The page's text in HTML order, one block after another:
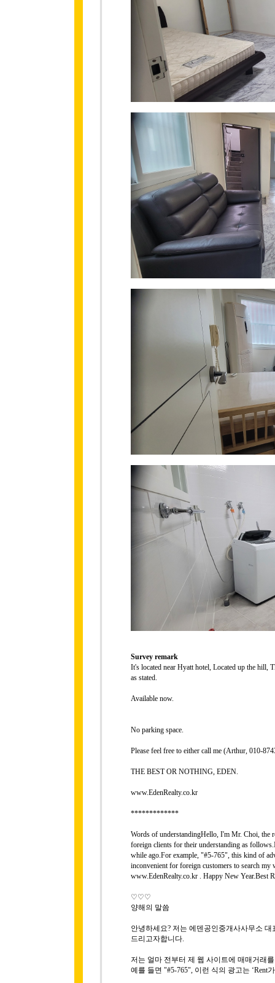
Survey remark
It's located near Hyatt hotel, Located up the hill,
as stated.
Available now.
No parking space.
Please feel free to either call me (Arthur, 010-
THE BEST OR NOTHING, EDEN.
www.EdenRealty.co.kr
*************
Words of understandingHello, I'm Mr. Choi, the
foreign clients for their understanding as
while ago.For example, "#5-765", this kind of
inconvenient for foreign customers to search
www.EdenRealty.co.kr . Happy New Year.Best
♡♡♡
양해의 말씀
안녕하세요? 저는 에덴공인중개사사무소
드리고자합니다.
저는 얼마 전부터 제 웹 사이트에 매매거래
예를 들면 "#5-765", 이런 식의 광고는 ‘Rent